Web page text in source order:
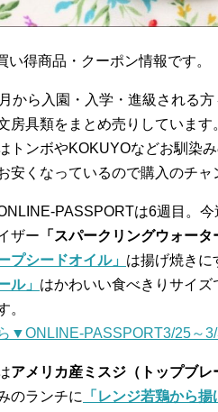
い得商品・クーポン情報です。
から入園・入学・進級される
房具類をまとめ売りしていま
トンボやKOKUYOなどお馴染
安くなっているので購入のチャ
PASSPORTは6週目。
ザー 「スパークリングウォータ
プシードオイル」 は揚げ焼きに
ル」 はかわいい食べきりサイ
。
▼ONLINE-PASSPORT3/25～3/
アメリカ産ミスジ（トップブレ
のランチに
「レンジ若鶏から揚